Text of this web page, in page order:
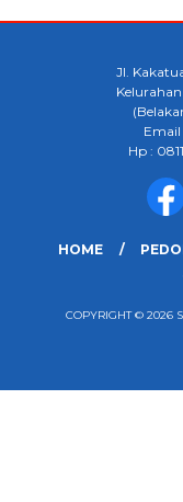
Jl.
Hp :
HOME
COPYRIGHT © 2026